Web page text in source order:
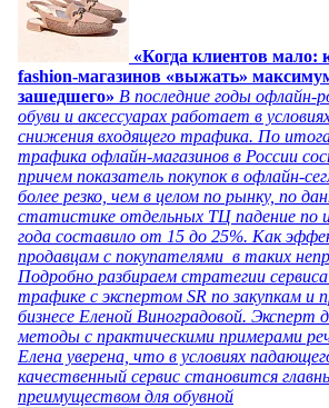
«Когда клиентов мало:
fashion-магазинов «выжать»
зашедшего» В последние годы офлайн-
обуви и аксессуарах работает в
снижения входящего трафика. По
трафика офлайн-магазинов в России
причем показатель покупок в офлайн-
более резко, чем в целом по рынку, по
статистике отдельных ТЦ падение по
года составило от 15 до 25%. Как
продавцам с покупателями в таких
Подробно разбираем стратегии
трафике с экспертом SR по закупкам и
бизнесе Еленой Виноградовой. Эксперт
методы с практическими примерами
Елена уверена, что в условиях
качественный сервис становится
преимуществом для обувной